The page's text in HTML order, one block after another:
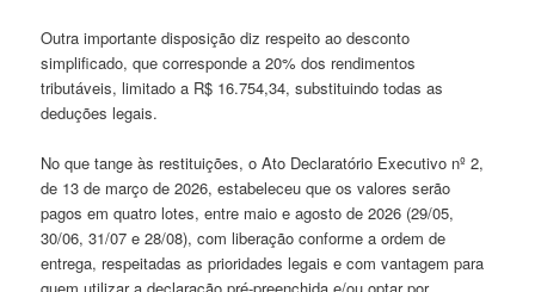
Outra importante disposição diz respeito ao desconto
simplificado, que corresponde a 20% dos rendimentos
tributáveis, limitado a R$ 16.754,34, substituindo todas as
deduções legais.
No que tange às restituições, o Ato Declaratório Executivo nº 2,
de 13 de março de 2026, estabeleceu que os valores serão
pagos em quatro lotes, entre maio e agosto de 2026 (29/05,
30/06, 31/07 e 28/08), com liberação conforme a ordem de
entrega, respeitadas as prioridades legais e com vantagem para